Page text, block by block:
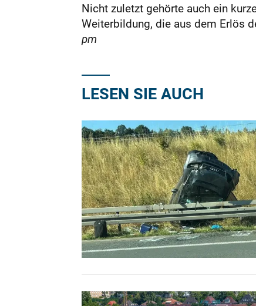
Nicht zuletzt gehörte auch ein
Weiterbildung, die aus dem Erlös
pm
LESEN SIE AUCH